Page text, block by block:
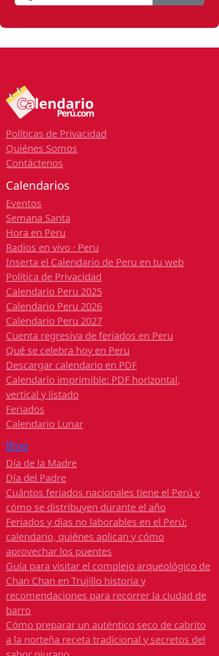
Políticas de Privacidad
Quiénes Somos
Contáctenos
Calendarios
Eventos
Semana Santa
Hora en Peru
Radios en vivo · Peru
Inserta el Calendario de Peru en tu web
Política de Privacidad
Calendario Peru 2025
Calendario Peru 2026
Calendario Peru 2027
Cuenta regresiva de feriados en Peru
Qué se celebra hoy en Peru
Descargar calendario en PDF
Calendario imprimible: PDF horizontal,
vertical y listado
Feriados
Calendario Lunar
Blog
Día de la Madre
Día del Padre
Cuántos feriados nacionales tiene el Perú y
cómo se distribuyen durante el año
Feriados y días no laborables en el Perú:
calendario, quiénes aplican y cómo
aprovechar los puentes
Guía para visitar el complejo arqueológico de
Chan Chan en Trujillo historia y
recomendaciones para recorrer la ciudad de
barro
Cómo preparar un auténtico seco de cabrito
a la norteña receta tradicional y secretos del